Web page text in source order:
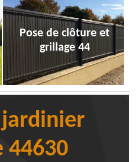
Pose de clôture et
grillage 44
44630